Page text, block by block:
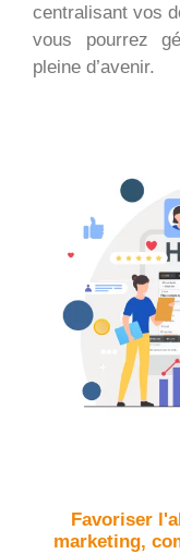
centralisant vos
vous pourrez
pleine d’avenir.
Favoriser
marketing,